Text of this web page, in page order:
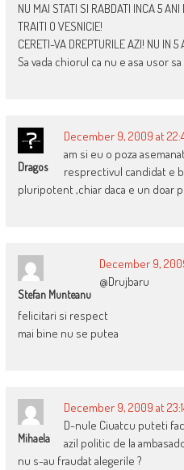
NU MAI STATI SI RABDATI INCA 5 ANI
TRAITI O VESNICIE!
CERETI-VA DREPTURILE AZI! NU IN 5
Sa vada chiorul ca nu e asa usor
Dragos
December 9, 2009 at
am si eu o poza
resprectivul candidat e
pluripotent ,chiar daca e un doar
Stefan Munteanu
December 9,
@Drujbaru
felicitari si respect
mai bine nu se putea
Mihaela
December 9, 2009 at
D-nule Ciuatcu puteti
azil politic de la
nu s-au fraudat alegerile ?